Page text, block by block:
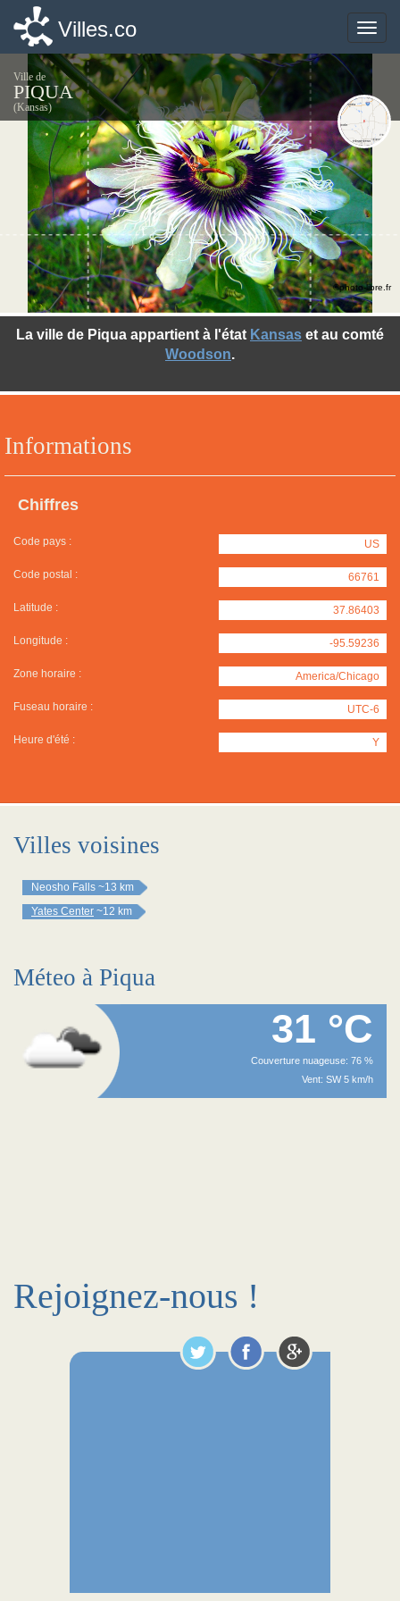
Toggle
Villes.co
Ville de
PIQUA
(Kansas)
Informations
Chiffres
Code pays : US
Code postal : 66761
Latitude : 37.86403
Longitude : -95.59236
Zone horaire : America/Chicago
Fuseau horaire : UTC-6
Heure d'été : Y
La ville de Piqua appartient à l'état Kansas et au comté
Woodson.
©photo-libre.fr
Villes voisines
Neosho Falls ~13 km
Yates Center ~12 km
Méteo à Piqua
31 °C
Couverture nuageuse: 76 %
Vent: SW 5 km/h
Rejoignez-nous !
Toggle
Villes.co